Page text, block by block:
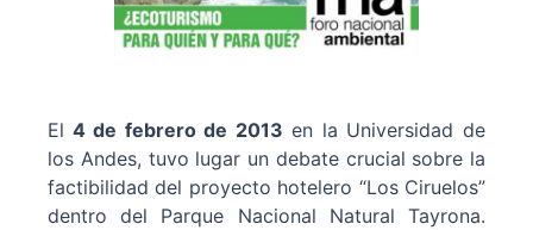
El 4 de febrero de 2013 en la Universidad de
los Andes, tuvo lugar un debate crucial sobre la
factibilidad del proyecto hotelero “Los Ciruelos”
dentro del Parque Nacional Natural Tayrona.